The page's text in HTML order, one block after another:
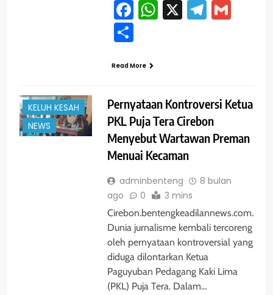
Facebook
WhatsApp
X
Share
Read More
KELUH KESAH
NEWS
Pernyataan Kontroversi Ketua
PKL Puja Tera Cirebon
Menyebut Wartawan Preman
Menuai Kecaman
adminbenteng
8 bulan
ago
0 3 mins
Cirebon.bentengkeadilannews.com.
Dunia jurnalisme kembali tercoreng
oleh pernyataan kontroversial yang
diduga dilontarkan Ketua
Paguyuban Pedagang Kaki Lima
(PKL) Puja Tera. Dalam…